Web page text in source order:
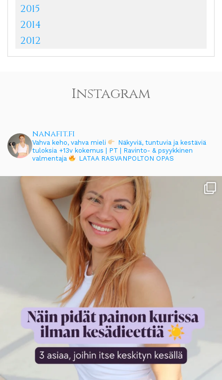
2015
2014
2012
Instagram
nanafit.fi
Vahva keho, vahva mieli
Näkyviä, tuntuvia ja kestäviä
tuloksia +13v kokemus | PT | Ravinto- & psyykkinen
valmentaja
LATAA RASVANPOLTON OPAS